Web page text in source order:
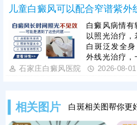
用偏方、激素
白癜风需遵
采用综合性治
药物渗透联
高效的方法，
外兼顾修复黑
显。白癜风治
儿童白癜风可以配合窄谱紫外
白癜风病情有
以照光治疗，
白斑泛发全
外线光治疗，
省单次照光时
率，维持疗效
行综合治疗，
石家庄白癜风医院 2026-08-01
相关图片 白斑相关图帮你更